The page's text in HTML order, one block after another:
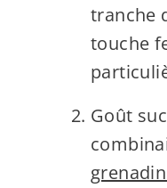
tranche
touche
Goût